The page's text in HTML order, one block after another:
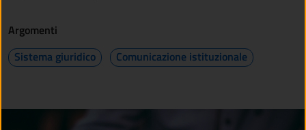
Argomenti
Sistema giuridico
Comunicazione istituzionale